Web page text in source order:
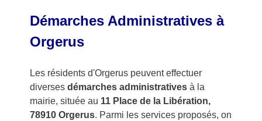
Démarches Administratives à
Orgerus
Les résidents d'Orgerus peuvent effectuer
diverses démarches administrativesà la
mairie, située au 11 Place de la Libération,
78910 Orgerus. Parmi les services proposés, on